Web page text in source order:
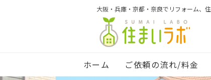
大阪・兵庫・京都・奈良でリフォーム、
ホーム ご依頼の流れ/料金